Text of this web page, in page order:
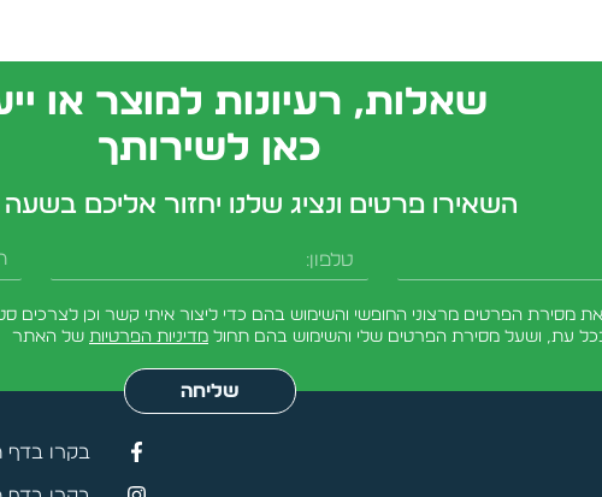
שאלות, רעיונות למוצר או
כאן לשירותך
השאירו פרטים ונציג שלנו יחזור אליכם
טלפון
מסירת הפרטים מרצוני החופשי והשימוש בהם כדי ליצור איתי קשר וכן לצרכים
עת, ושעל מסירת הפרטים שלי והשימוש בהם תחול מדיניות הפרטיות של האתר
שליחה
בקרו בדף